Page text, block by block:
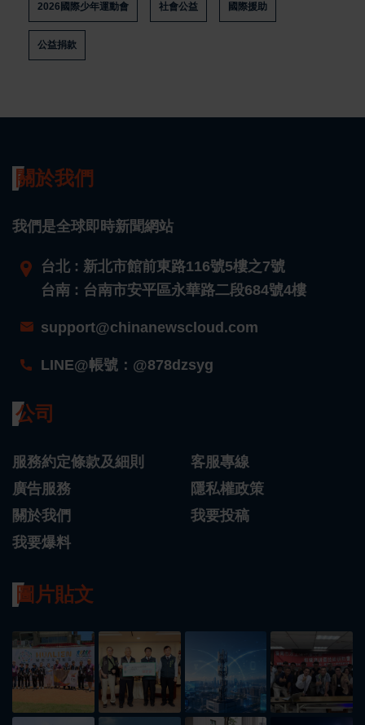
2026國際少年運動會 社會公益 國際援助
公益捐款
關於我們
我們是全球即時新聞網站
台北 : 新北市館前東路116號5樓之7號
台南 : 台南市安平區永華路二段684號4樓
support@chinanewscloud.com
LINE@帳號：@878dzsyg
公司
服務約定條款及細則
客服專線
廣告服務
隱私權政策
關於我們
我要投稿
我要爆料
圖片貼文